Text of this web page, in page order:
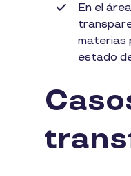
En el
materias
estado